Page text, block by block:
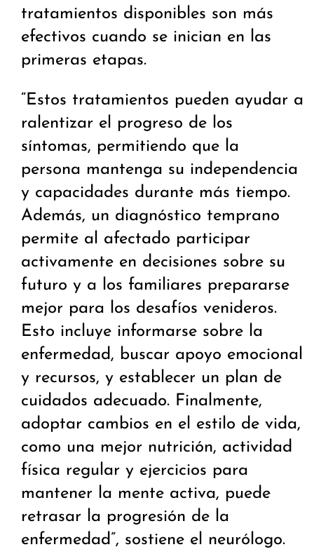
tratamientos disponibles son más
efectivos cuando se inician en las
primeras etapas.
“Estos tratamientos pueden ayudar a
ralentizar el progreso de los
síntomas, permitiendo que la
persona mantenga su independencia
y capacidades durante más tiempo.
Además, un diagnóstico temprano
permite al afectado participar
activamente en decisiones sobre su
futuro y a los familiares prepararse
mejor para los desafíos venideros.
Esto incluye informarse sobre la
enfermedad, buscar apoyo emocional
y recursos, y establecer un plan de
cuidados adecuado. Finalmente,
adoptar cambios en el estilo de vida,
como una mejor nutrición, actividad
física regular y ejercicios para
mantener la mente activa, puede
retrasar la progresión de la
enfermedad”, sostiene el neurólogo.